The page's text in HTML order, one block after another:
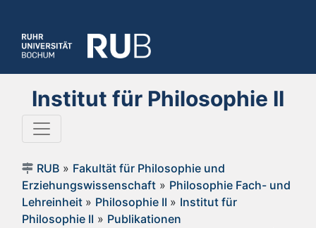
Institut für Philosophie II
RUB » Fakultät für Philosophie und
Erziehungswissenschaft » Philosophie Fach- und
Lehreinheit » Philosophie II » Institut für
Philosophie II » Publikationen